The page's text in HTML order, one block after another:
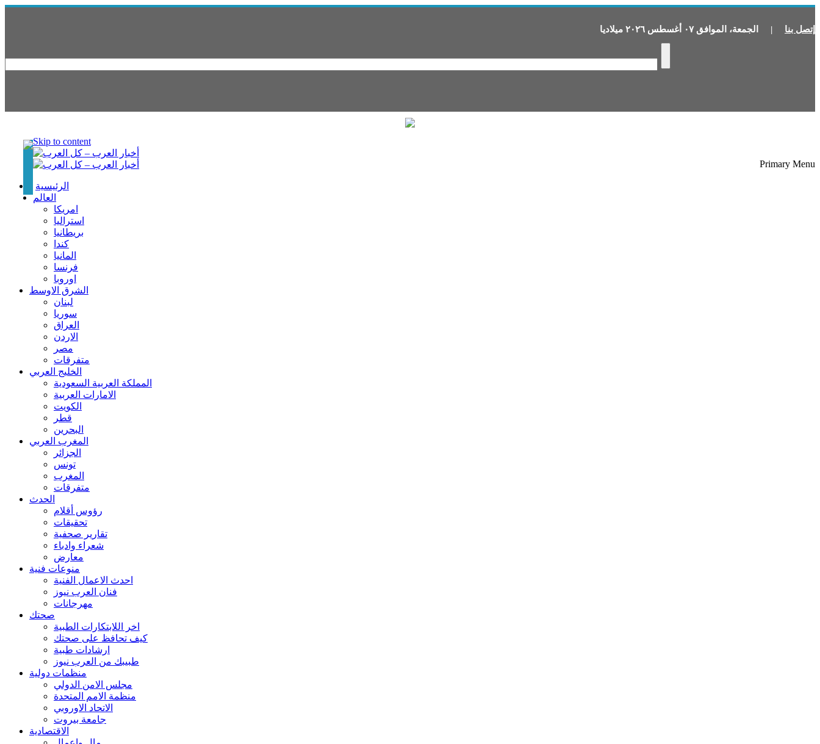
إتصل بنا | الجمعة، الموافق ٠٧ أغسطس ٢٠٢٦ ميلاديا
Skip to content
Primary Menu
الرئيسية
العالم
امريكا
استراليا
بريطانيا
كندا
المانيا
فرنسا
اوروبا
الشرق الاوسط
لبنان
سوريا
العراق
الاردن
مصر
متفرقات
الخليج العربي
المملكة العربية السعودية
الامارات العربية
الكويت
قطر
البحرين
المغرب العربي
الجزائر
تونس
المغرب
متفرقات
الحدث
رؤوس أقلام
تحقيقات
تقارير صحفية
شعراء وادباء
معارض
منوعات فنية
احدث الاعمال الفنية
فنان العرب نيوز
مهرجانات
صحتك
اخر اللابتكارات الطبية
كيف تحافظ على صحتك
ارشادات طبية
طبيبك من العرب نيوز
منظمات دولية
مجلس الامن الدولي
منظمة الامم المتحدة
الاتحاد الاوروبي
جامعة بيروت
الاقتصادية